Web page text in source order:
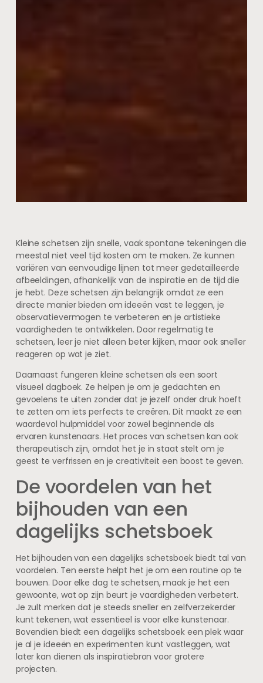
Kleine schetsen zijn snelle, vaak spontane tekeningen die
meestal niet veel tijd kosten om te maken. Ze kunnen
variëren van eenvoudige lijnen tot meer gedetailleerde
afbeeldingen, afhankelijk van de inspiratie en de tijd die
je hebt. Deze schetsen zijn belangrijk omdat ze een
directe manier bieden om ideeën vast te leggen, je
observatievermogen te verbeteren en je artistieke
vaardigheden te ontwikkelen. Door regelmatig te
schetsen, leer je niet alleen beter kijken, maar ook sneller
reageren op wat je ziet.
Daarnaast fungeren kleine schetsen als een soort
visueel dagboek. Ze helpen je om je gedachten en
gevoelens te uiten zonder dat je jezelf onder druk hoeft
te zetten om iets perfects te creëren. Dit maakt ze een
waardevol hulpmiddel voor zowel beginnende als
ervaren kunstenaars. Het proces van schetsen kan ook
therapeutisch zijn, omdat het je in staat stelt om je
geest te verfrissen en je creativiteit een boost te geven.
De voordelen van het
bijhouden van een
dagelijks schetsboek
Het bijhouden van een dagelijks schetsboek biedt tal van
voordelen. Ten eerste helpt het je om een routine op te
bouwen. Door elke dag te schetsen, maak je het een
gewoonte, wat op zijn beurt je vaardigheden verbetert.
Je zult merken dat je steeds sneller en zelfverzekerder
kunt tekenen, wat essentieel is voor elke kunstenaar.
Bovendien biedt een dagelijks schetsboek een plek waar
je al je ideeën en experimenten kunt vastleggen, wat
later kan dienen als inspiratiebron voor grotere
projecten.